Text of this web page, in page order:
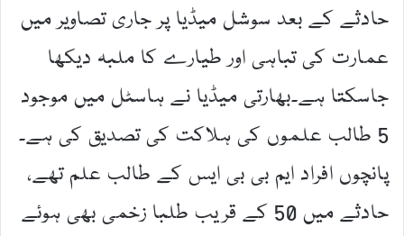
حادثے کے بعد سوشل میڈیا پر جاری تصاویر میں
عمارت کی تباہی اور طیارے کا ملبہ دیکھا
جاسکتا ہے۔بھارتی میڈیا نے ہاسٹل میں موجود
5 طالب علموں کی ہلاکت کی تصدیق کی ہے۔
پانچوں افراد ایم بی بی ایس کے طالب علم تھے،
حادثے میں 50 کے قریب طلبا زخمی بھی ہوئے